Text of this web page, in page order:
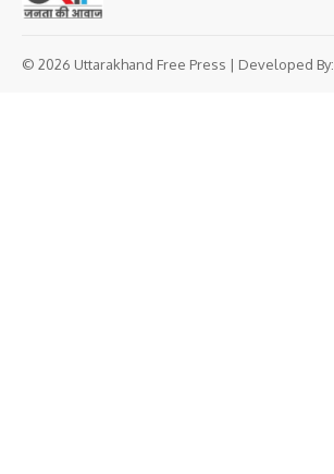
© 2026 Uttarakhand Free Press | Developed By: